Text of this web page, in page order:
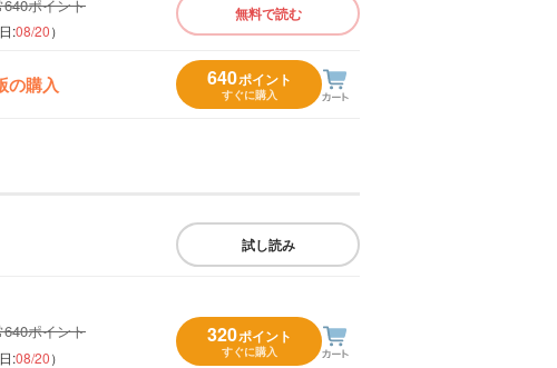
640ポイント
:08/20）
無料で読む
の購入 640ポイント
すぐに購入
試し読み
640ポイント
:08/20）
320ポイント
すぐに購入